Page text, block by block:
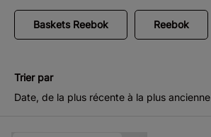
Baskets Reebok Reebok
Trier par
Date, de la plus récente à la plus ancienne